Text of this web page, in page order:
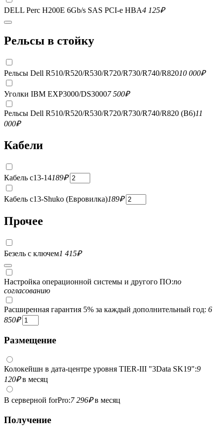
DELL Perc H200E 6Gb/s SAS PCI-e HBA4 125₽
Рельсы в стойку
Рельсы Dell R510/R520/R530/R720/R730/R740/R82010 000₽
Уголки IBM EXP3000/DS30007 500₽
Рельсы Dell R510/R520/R530/R720/R730/R740/R820 (B6)11
000₽
Кабели
Кабель c13-14189₽
Кабель c13-Shuko (Евровилка)189₽
Прочее
Безель с ключем1 415₽
Настройка операционной системы и другого ПО:по
согласованию
Расширенная гарантия 5% за каждый дополнительный год: 6
850₽
Размещение
Колокейшн в дата-центре уровня TIER-III "3Data SK19":9
120₽в месяц
В серверной forPro:7 296₽в месяц
Получение